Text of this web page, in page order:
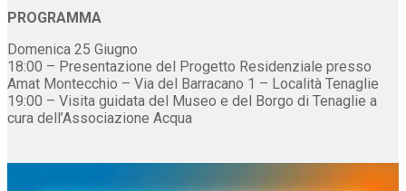
PROGRAMMA
Domenica 25 Giugno
18:00 – Presentazione del Progetto Residenziale presso
Amat Montecchio – Via del Barracano 1 – Località Tenaglie
19:00 – Visita guidata del Museo e del Borgo di Tenaglie a
cura dell’Associazione Acqua